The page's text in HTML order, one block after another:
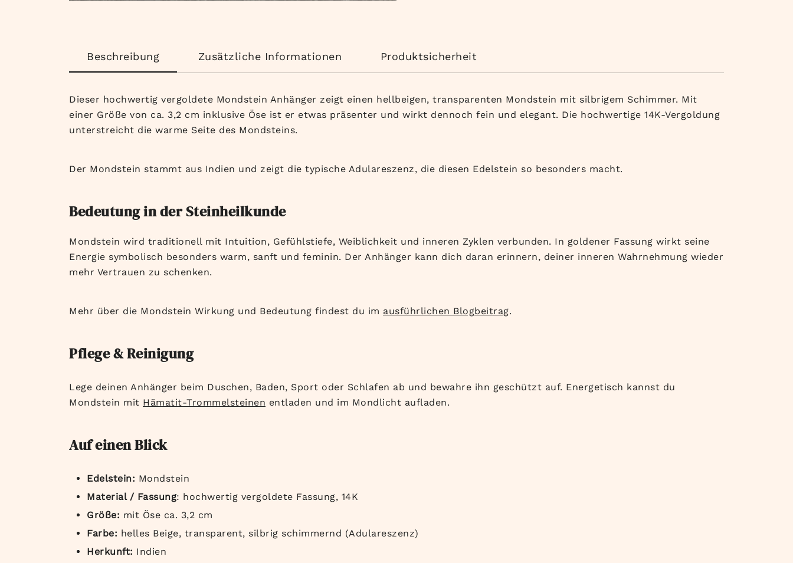
Beschreibung Zusätzliche Informationen Produktsicherheit
Dieser hochwertig vergoldete Mondstein Anhänger zeigt einen hellbeigen, transparenten Mondstein mit silbrigem Schimmer. Mit
einer Größe von ca. 3,2 cm inklusive Öse ist er etwas präsenter und wirkt dennoch fein und elegant. Die hochwertige 14K-Vergoldung
unterstreicht die warme Seite des Mondsteins.
Der Mondstein stammt aus Indien und zeigt die typische Adulareszenz, die diesen Edelstein so besonders macht.
Bedeutung in der Steinheilkunde
Mondstein wird traditionell mit Intuition, Gefühlstiefe, Weiblichkeit und inneren Zyklen verbunden. In goldener Fassung wirkt seine
Energie symbolisch besonders warm, sanft und feminin. Der Anhänger kann dich daran erinnern, deiner inneren Wahrnehmung wieder
mehr Vertrauen zu schenken.
Mehr über die Mondstein Wirkung und Bedeutung findest du im ausführlichen Blogbeitrag.
Pflege & Reinigung
Lege deinen Anhänger beim Duschen, Baden, Sport oder Schlafen ab und bewahre ihn geschützt auf. Energetisch kannst du
Mondstein mit Hämatit-Trommelsteinen entladen und im Mondlicht aufladen.
Auf einen Blick
Edelstein: Mondstein
Material / Fassung: hochwertig vergoldete Fassung, 14K
Größe: mit Öse ca. 3,2 cm
Farbe: helles Beige, transparent, silbrig schimmernd (Adulareszenz)
Herkunft: Indien